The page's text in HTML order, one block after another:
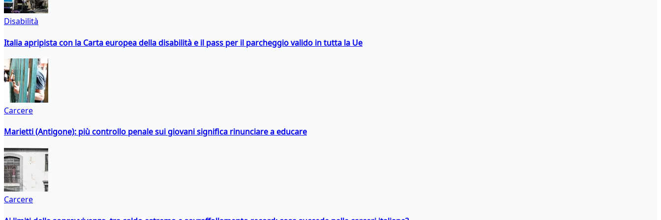
Disabilità
Italia apripista con la Carta europea della disabilità e il pass per il parcheggio valido in tutta la Ue
Carcere
Marietti (Antigone): più controllo penale sui giovani significa rinunciare a educare
Carcere